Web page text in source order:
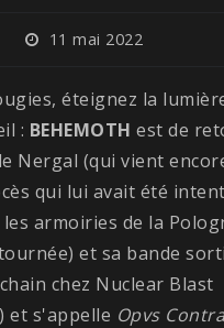
11 mai 2022
éteignez la
: BEHEMOTH est de
Nergal (qui vient
qui lui avait été
armoiries de la
et sa bande
chez Nuclear Blast
) et s'appelle Opvs Contra